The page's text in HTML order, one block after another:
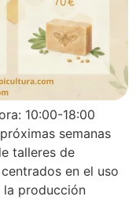
10:00-18:00
semanas
talleres de
en el uso
la producción